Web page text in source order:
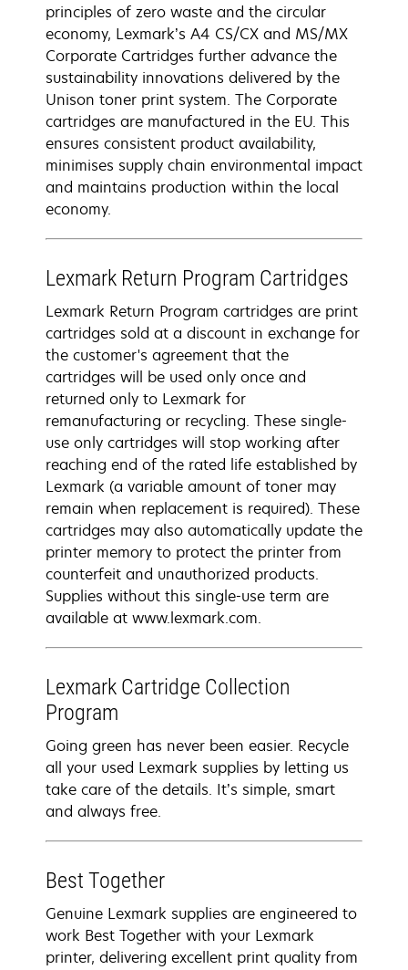
principles of zero waste and the circular
economy, Lexmark’s A4 CS/CX and MS/MX
Corporate Cartridges further advance the
sustainability innovations delivered by the
Unison toner print system. The Corporate
cartridges are manufactured in the EU. This
ensures consistent product availability,
minimises supply chain environmental impact
and maintains production within the local
economy.
Lexmark Return Program Cartridges
Lexmark Return Program cartridges are print
cartridges sold at a discount in exchange for
the customer's agreement that the
cartridges will be used only once and
returned only to Lexmark for
remanufacturing or recycling. These single-
use only cartridges will stop working after
reaching end of the rated life established by
Lexmark (a variable amount of toner may
remain when replacement is required). These
cartridges may also automatically update the
printer memory to protect the printer from
counterfeit and unauthorized products.
Supplies without this single-use term are
available at www.lexmark.com.
Lexmark Cartridge Collection
Program
Going green has never been easier. Recycle
all your used Lexmark supplies by letting us
take care of the details. It’s simple, smart
and always free.
Best Together
Genuine Lexmark supplies are engineered to
work Best Together with your Lexmark
printer, delivering excellent print quality from